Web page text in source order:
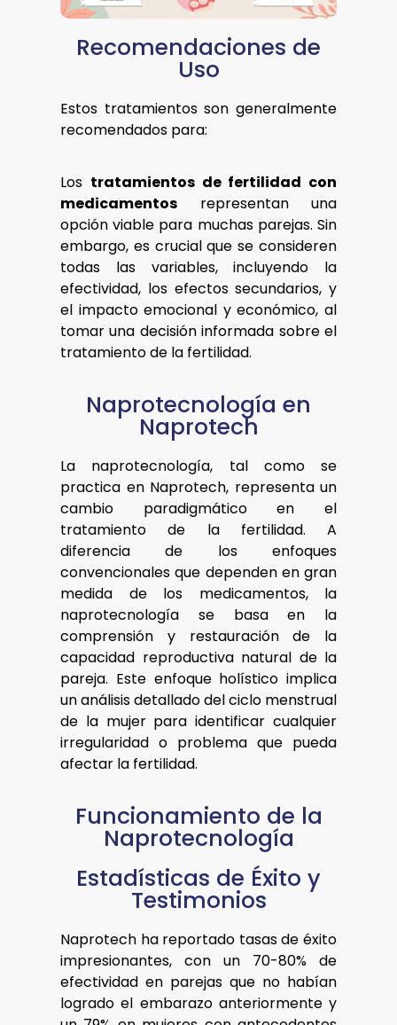
Recomendaciones de
Uso
Estos tratamientos son generalmente
recomendados para:
Los tratamientos de fertilidad con
medicamentos representan una
opción viable para muchas parejas. Sin
embargo, es crucial que se consideren
todas las variables, incluyendo la
efectividad, los efectos secundarios, y
el impacto emocional y económico, al
tomar una decisión informada sobre el
tratamiento de la fertilidad.
Naprotecnología en
Naprotech
La naprotecnología, tal como se
practica en Naprotech, representa un
cambio paradigmático en el
tratamiento de la fertilidad. A
diferencia de los enfoques
convencionales que dependen en gran
medida de los medicamentos, la
naprotecnología se basa en la
comprensión y restauración de la
capacidad reproductiva natural de la
pareja. Este enfoque holístico implica
un análisis detallado del ciclo menstrual
de la mujer para identificar cualquier
irregularidad o problema que pueda
afectar la fertilidad.
Funcionamiento de la
Naprotecnología
Estadísticas de Éxito y
Testimonios
Naprotech ha reportado tasas de éxito
impresionantes, con un 70-80% de
efectividad en parejas que no habían
logrado el embarazo anteriormente y